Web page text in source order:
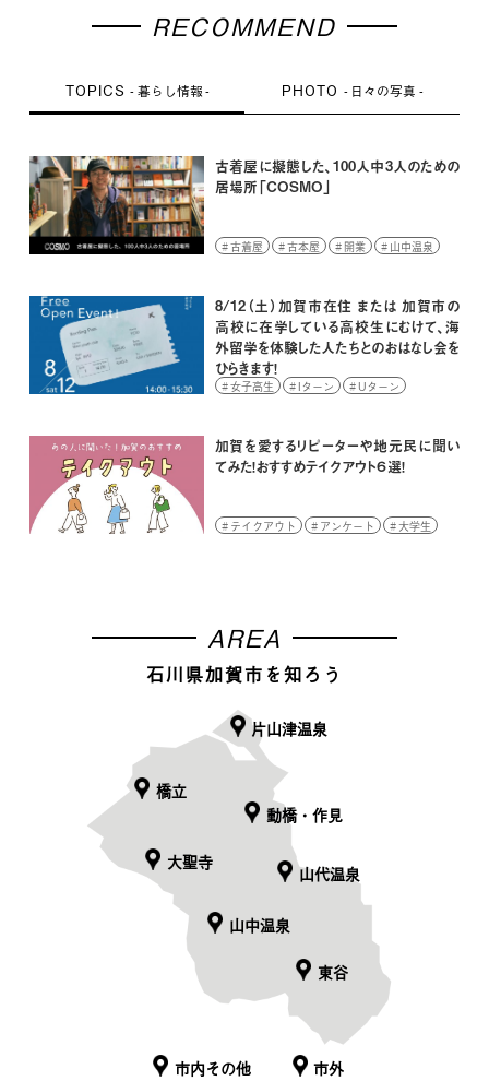
RECOMMEND
TOPICS 暮らし情報 PHOTO 日々の写真
古着屋に擬態した、100人中3人のための
居場所「COSMO」
古着屋 古本屋 開業 山中温泉
8/12（土）加賀市在住 または 加賀市の
高校に在学している高校生にむけて、海
外留学を体験した人たちとのおはなし会を
ひらきます！
女子高生 Iターン
Uターン
加賀を愛するリピーターや地元民に聞い
てみた！おすすめテイクアウト６選！
テイクアウト アンケート 大学生
AREA
石川県加賀市を知ろう
大聖寺
動橋・作見
片山津温泉
橋立
山代温泉
山中温泉
東谷
市内その他 市外